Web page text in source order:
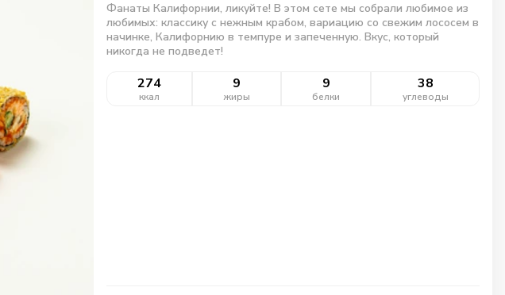
Фанаты Калифорнии, ликуйте! В этом сете мы собрали любимое из
любимых: классику с нежным крабом, вариацию со свежим лососем в
начинке, Калифорнию в темпуре и запеченную. Вкус, который
никогда не подведет!
274
ккал
9
жиры
9
белки
38
углеводы